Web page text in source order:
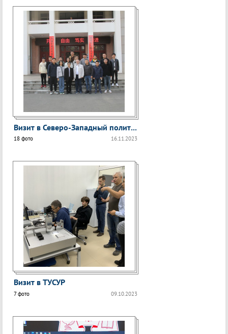
Визит в Северо-Западный полит...
16.11.2023
18 фото
Визит в ТУСУР
09.10.2023
7 фото